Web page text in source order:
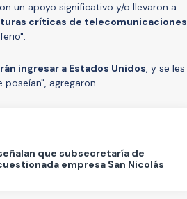
un apoyo significativo y/o llevaron a
críticas de telecomunicaciones
ingresar a Estados Unidos, y se les
agregaron.
que subsecretaría de
empresa San Nicolás